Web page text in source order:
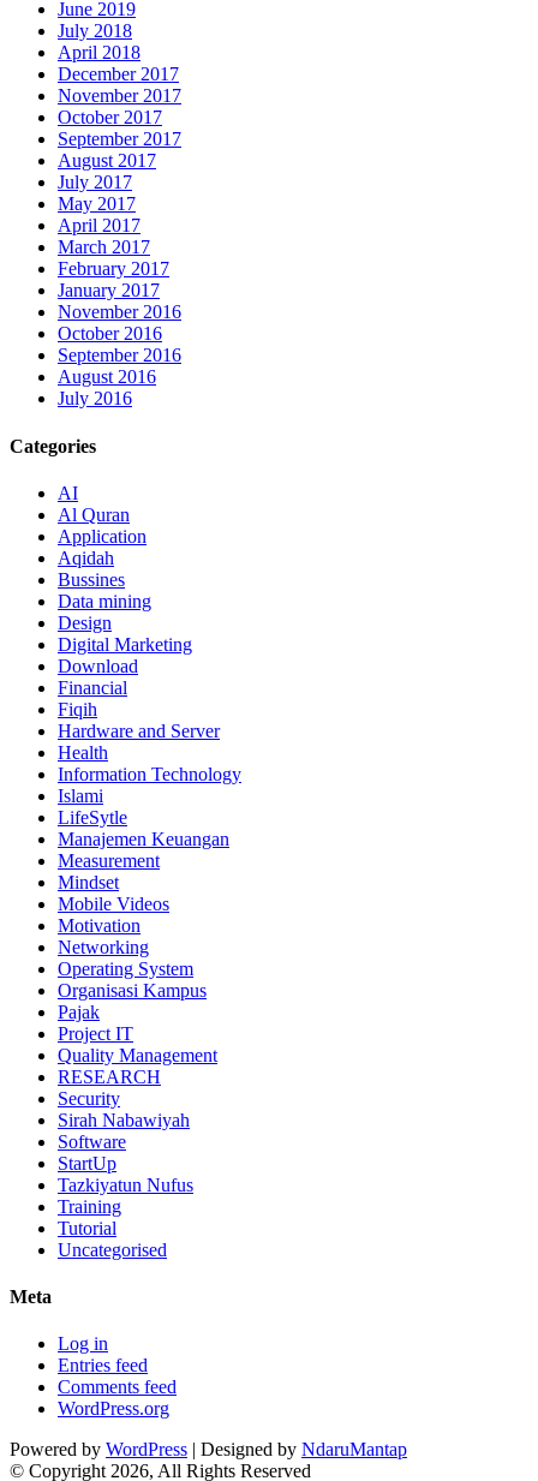
June 2019
July 2018
April 2018
December 2017
November 2017
October 2017
September 2017
August 2017
July 2017
May 2017
April 2017
March 2017
February 2017
January 2017
November 2016
October 2016
September 2016
August 2016
July 2016
Categories
AI
Al Quran
Application
Aqidah
Bussines
Data mining
Design
Digital Marketing
Download
Financial
Fiqih
Hardware and Server
Health
Information Technology
Islami
LifeSytle
Manajemen Keuangan
Measurement
Mindset
Mobile Videos
Motivation
Networking
Operating System
Organisasi Kampus
Pajak
Project IT
Quality Management
RESEARCH
Security
Sirah Nabawiyah
Software
StartUp
Tazkiyatun Nufus
Training
Tutorial
Uncategorised
Meta
Log in
Entries feed
Comments feed
WordPress.org
Powered by WordPress | Designed by NdaruMantap
© Copyright 2026, All Rights Reserved